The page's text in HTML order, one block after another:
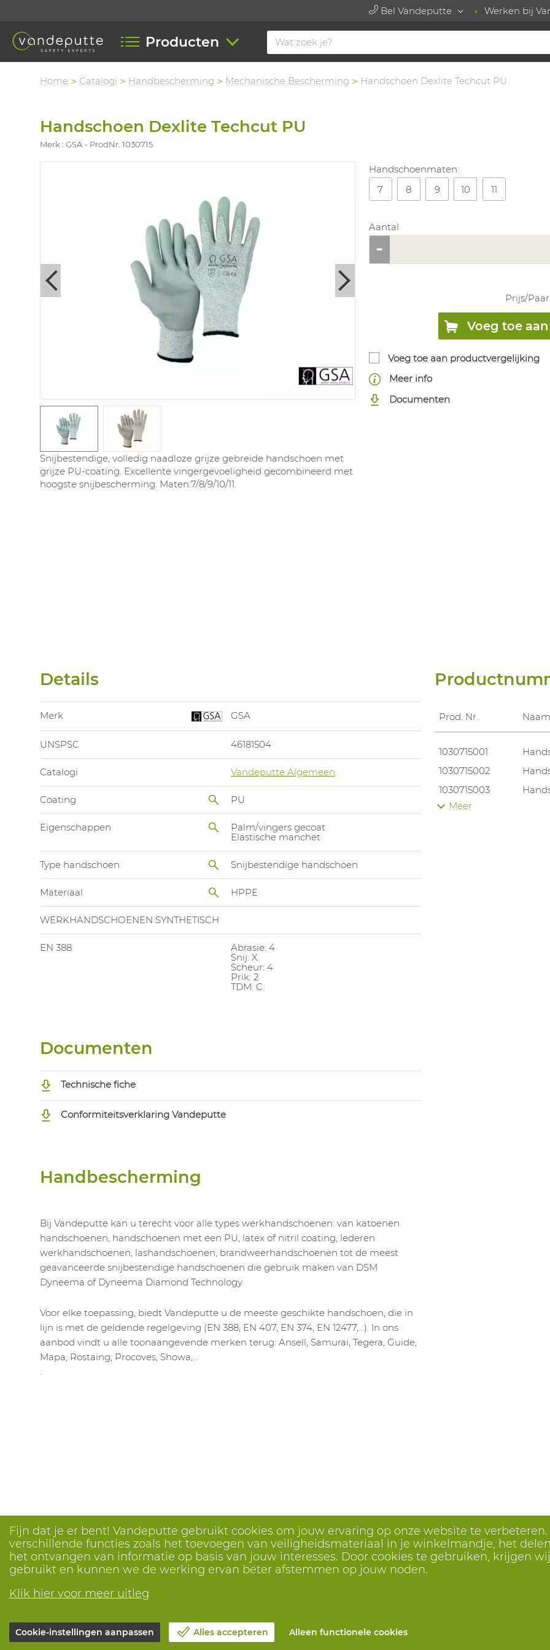
Bel Vandeputte Werken bij
Producten
Home Catalogi Handbescherming Mechanische Bescherming Handschoen Dexlite Techcut PU
Handschoen Dexlite Techcut PU
Merk : GSA ProdNr. 1030715
Next
Snijbestendige, volledig naadloze grijze gebreide handschoen met
grijze PU-coating. Excellente vingergevoeligheid gecombineerd met
hoogste snijbescherming. Maten:7/8/9/10/11.
Handschoenmaten:
7
8 9 10 11
Aantal
Prijs/Paar:
Voeg toe
Voeg toe aan productvergelijking
Meer info
Documenten
Details
Merk GSA
UNSPSC 46181504
Catalogi Vandeputte Algemeen
Coating PU
Eigenschappen
Palm/vingers gecoat
Elastische manchet
Type handschoen Snijbestendige handschoen
Materiaal HPPE
WERKHANDSCHOENEN SYNTHETISCH
EN 388
Abrasie: 4
Snij: X
Scheur: 4
Prik: 2
TDM: C
Prod. Nr. Naam
1030715001
1030715002
1030715003
1030715004
Meer
Documenten
Technische fiche
Conformiteitsverklaring Vandeputte
Handbescherming
Bij Vandeputte kan u terecht voor alle types werkhandschoenen: van katoenen
handschoenen, handschoenen met een PU, latex of nitril coating, lederen
werkhandschoenen, lashandschoenen, brandweerhandschoenen tot de meest
geavanceerde snijbestendige handschoenen die gebruik maken van DSM
Dyneema of Dyneema Diamond Technology
Voor elke toepassing, biedt Vandeputte u de meeste geschikte handschoen, die in
lijn is met de geldende regelgeving (EN 388, EN 407, EN 374, EN 12477,…). In ons
aanbod vindt u alle toonaangevende merken terug: Ansell, Samurai, Tegera, Guide,
Mapa, Rostaing, Procoves, Showa,…
.
Fijn dat je er bent! Vandeputte gebruikt cookies om jouw ervaring op onze website te
verschillende functies zoals het toevoegen van veiligheidsmateriaal in je winkelmandje, het
het ontvangen van informatie op basis van jouw interesses. Door cookies te gebruiken, krijgen
gebruikt en kunnen we de werking ervan beter afstemmen op jouw noden.
Klik hier voor meer uitleg
Cookie-instellingen aanpassen Alles accepteren Alleen functionele cookies